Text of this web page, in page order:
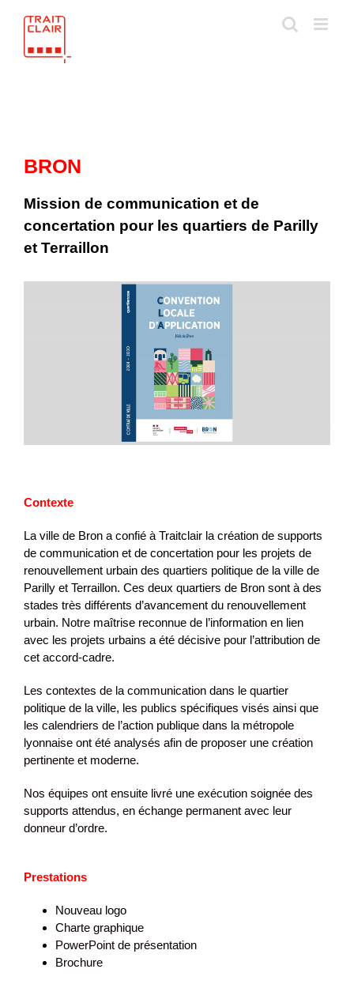
BRON
Mission de communication et de
concertation pour les quartiers de Parilly
et Terraillon
Contexte
La ville de Bron a confié à Traitclair la création de supports
de communication et de concertation pour les projets de
renouvellement urbain des quartiers politique de la ville de
Parilly et Terraillon. Ces deux quartiers de Bron sont à des
stades très différents d’avancement du renouvellement
urbain. Notre maîtrise reconnue de l’information en lien
avec les projets urbains a été décisive pour l’attribution de
cet accord-cadre.
Les contextes de la communication dans le quartier
politique de la ville, les publics spécifiques visés ainsi que
les calendriers de l’action publique dans la métropole
lyonnaise ont été analysés afin de proposer une création
pertinente et moderne.
Nos équipes ont ensuite livré une exécution soignée des
supports attendus, en échange permanent avec leur
donneur d’ordre.
Prestations
Nouveau logo
Charte graphique
PowerPoint de présentation
Brochure